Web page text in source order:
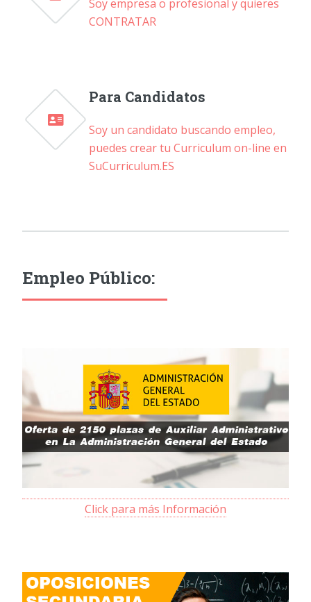
Soy empresa o profesional y quieres
CONTRATAR
Para Candidatos
Soy un candidato buscando empleo,
puedes crear tu Curriculum on-line en
SuCurriculum.ES
Empleo Público:
Click para más Información